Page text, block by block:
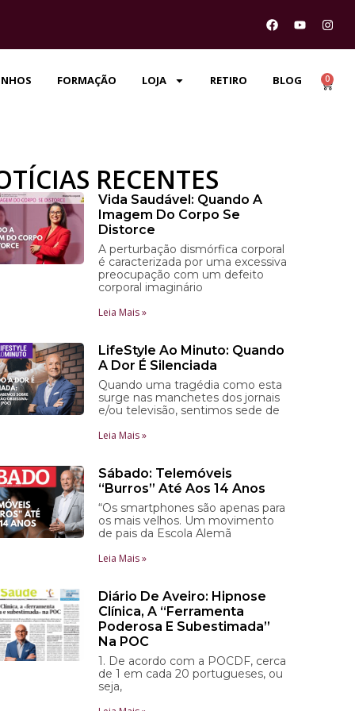
FORMAÇÃO LOJA RETIRO BLOG 0
RECENTES
Vida Saudável: Quando A
Imagem Do Corpo Se
Distorce
A perturbação dismórfica corporal
é caracterizada por uma excessiva
preocupação com um defeito
corporal imaginário
Leia Mais »
LifeStyle Ao Minuto: Quando
A Dor É Silenciada
Quando uma tragédia como esta
surge nas manchetes dos jornais
e/ou televisão, sentimos sede de
Leia Mais »
Sábado: Telemóveis
“Burros” Até Aos 14 Anos
“Os smartphones são apenas para
os mais velhos. Um movimento
de pais da Escola Alemã
Leia Mais »
Diário De Aveiro: Hipnose
Clínica, A “ferramenta
Poderosa E Subestimada”
Na POC
1. De acordo com a POCDF, cerca
de 1 em cada 20 portugueses, ou
seja,